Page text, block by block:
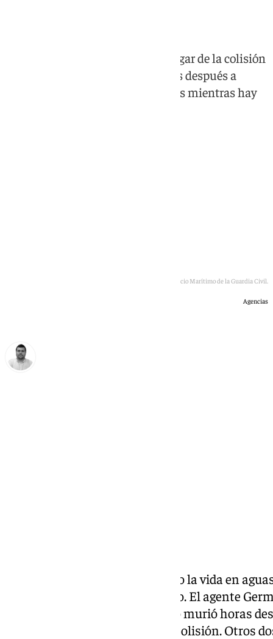
El agente Germán falleció en el lugar de la colisión
y el capitán Jerónimo murió horas después a
consecuencia de las graves heridas mientras hay
Imagen de archivo de patrulleras del Servicio Marítimo de la Guardia Civil.
Agencias
Dos guardias civiles han perdido la vida en
operación contra el narcotráfico. El agente
accidente y el capitán Jerónimo murió horas
graves heridas que sufrió en la colisión. Otros